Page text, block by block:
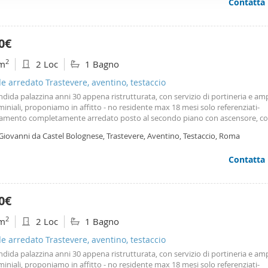
Condividiamo inoltre informazioni sul modo in cui utilizza il
di analisi dei dati web, pubblicità e social media, i quali
che ha fornito loro o che hanno raccolto dal suo utilizzo
2 2 Loc 1 Bagno
arredato Trastevere, aventino, testaccio
palazzina anni 30 appena ristrutturata, con servizio di portineria e
proponiamo in affitto - no residente max 18 mesi solo referenziati-
completamente arredato posto al secondo piano con ascensore,
a casa! I nostri uffici si trovano
da Castel Bolognese, Trastevere, Aventino, Testaccio, Roma
Contatta
2 2 Loc 1 Bagno
arredato Trastevere, aventino, testaccio
palazzina anni 30 appena ristrutturata, con servizio di portineria e
proponiamo in affitto - no residente max 18 mesi solo referenziati-